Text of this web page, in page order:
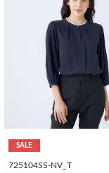
SALE
725104SS-NV_T